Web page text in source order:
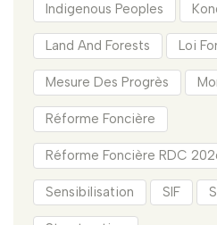
Indigenous Peoples
Land And Forests Loi
Mesure Des Progrès
Réforme Foncière
Réforme Foncière RDC
Sensibilisation SIF